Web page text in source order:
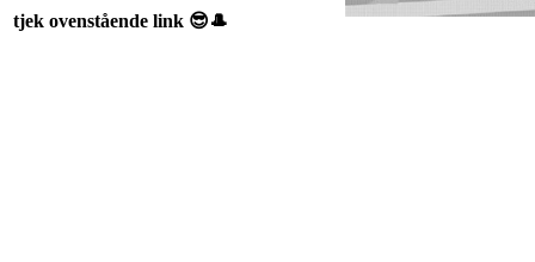
tjek ovenstående link 😎🎩